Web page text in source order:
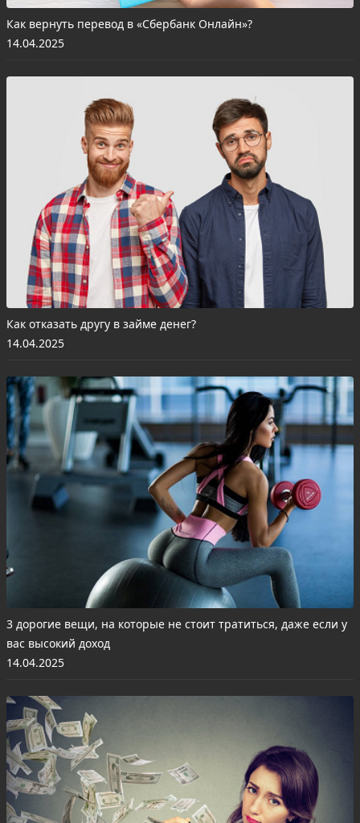
Как вернуть перевод в «Сбербанк Онлайн»?
14.04.2025
Как отказать другу в займе денег?
14.04.2025
3 дорогие вещи, на которые не стоит тратиться, даже если у
вас высокий доход
14.04.2025